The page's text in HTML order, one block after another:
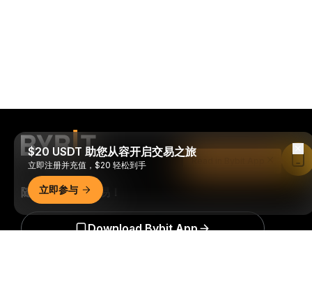
随时随地进行交易！
Download Bybit App
$20 USDT 助您从容开启交易之旅
立即注册并充值，$20 轻松到手
立即参与